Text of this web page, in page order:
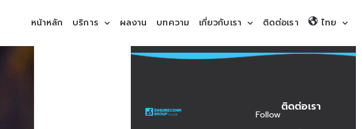
หน้าหลัก บริการ ผลงาน บทความ เกี่ยวกับเรา ติดต่อเรา ไทย
Follow
ติดต่อเรา